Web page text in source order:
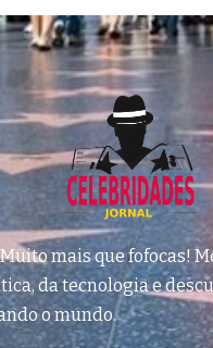
mais que fofocas!
da tecnologia e
o mundo.